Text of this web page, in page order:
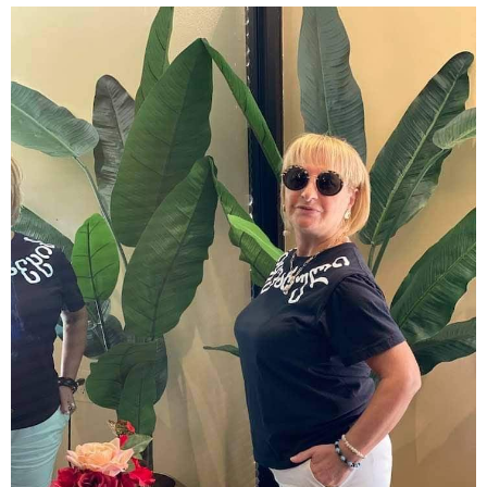
15:47 / 07-08-2026
Tower Group და BREEAM - ხარისხის საერთაშორისო
სტანდარტი ქართულ დეველოპმენტში